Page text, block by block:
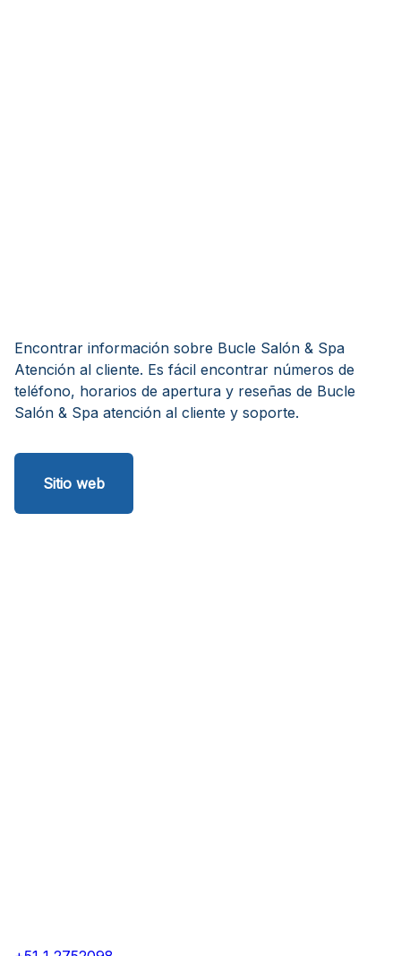
Encontrar información sobre Bucle Salón & Spa
Atención al cliente. Es fácil encontrar números de
teléfono, horarios de apertura y reseñas de Bucle
Salón & Spa atención al cliente y soporte.
Sitio web